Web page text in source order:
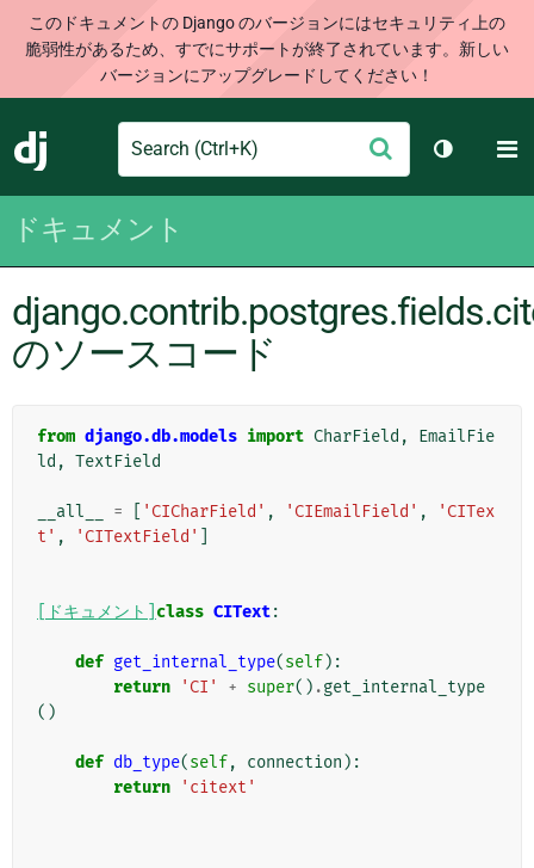
このドキュメントの Django のバージョンにはセキュリティ上の
脆弱性があるため、すでにサポートが終了されています。新しい
バージョンにアップグレードしてください！
Django
Search
信
テーマを
ドキュメント
のソースコード
from django.db.models import CharField ,
EmailFie
ld , TextField
__all__ = 'CICharField' , 'CIEmailField' ,
'CITex
t' , 'CITextField'
[ドキュメント] class CIText:
def get_internal_type(self):
return
'CI' + super() .get_internal_type
()
def db_type(self, connection ):
return
'citext'